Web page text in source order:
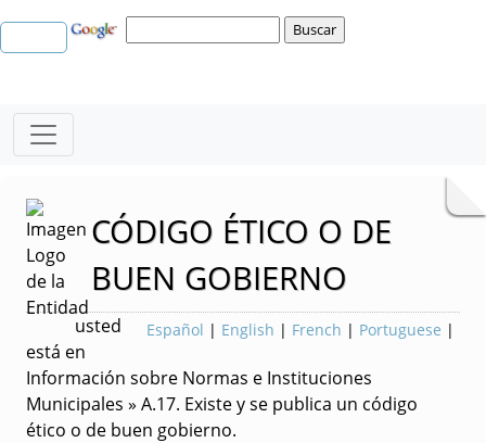
CÓDIGO ÉTICO O DE
BUEN GOBIERNO
Español | English | French | Portuguese |
usted
está en
Información sobre Normas e Instituciones
Municipales » A.17. Existe y se publica un código
ético o de buen gobierno.